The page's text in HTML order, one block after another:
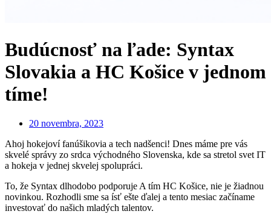
Budúcnosť na ľade: Syntax
Slovakia a HC Košice v jednom
tíme!
20 novembra, 2023
Ahoj hokejoví fanúšikovia a tech nadšenci! Dnes máme pre vás
skvelé správy zo srdca východného Slovenska, kde sa stretol svet IT
a hokeja v jednej skvelej spolupráci.
To, že Syntax dlhodobo podporuje A tím HC Košice, nie je žiadnou
novinkou. Rozhodli sme sa ísť ešte ďalej a tento mesiac začíname
investovať do našich mladých talentov.